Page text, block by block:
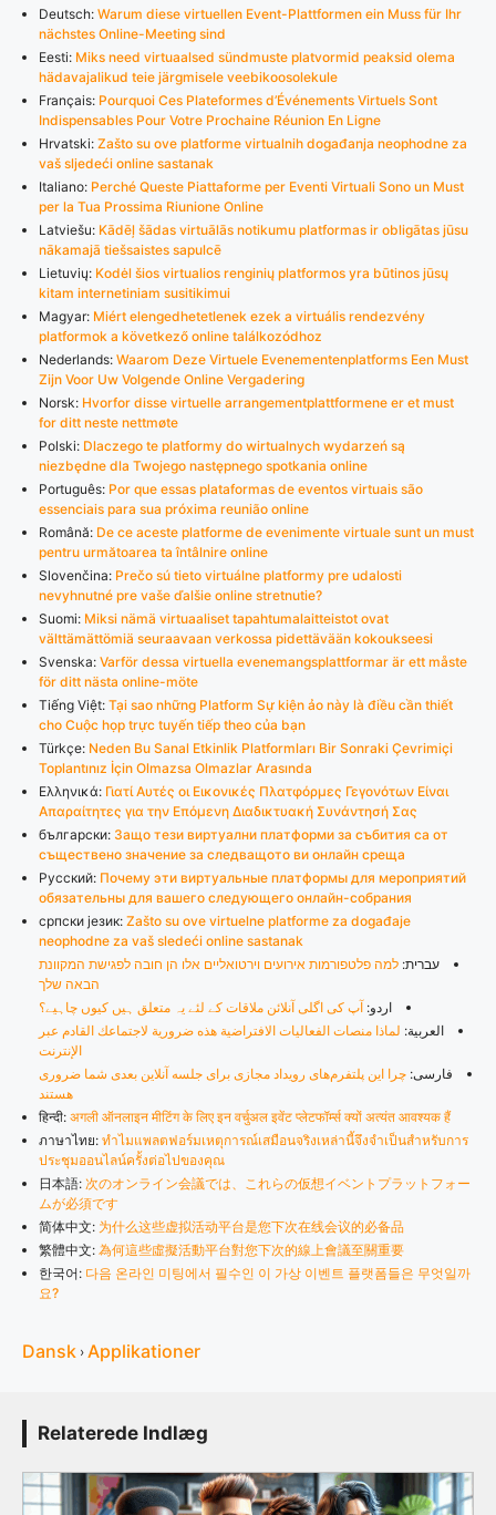
Deutsch: Warum diese virtuellen Event-Plattformen ein Muss für Ihr
nächstes Online-Meeting sind
Eesti: Miks need virtuaalsed sündmuste platvormid peaksid olema
hädavajalikud teie järgmisele veebikoosolekule
Français: Pourquoi Ces Plateformes d’Événements Virtuels Sont
Indispensables Pour Votre Prochaine Réunion En Ligne
Hrvatski: Zašto su ove platforme virtualnih događanja neophodne za
vaš sljedeći online sastanak
Italiano: Perché Queste Piattaforme per Eventi Virtuali Sono un Must
per la Tua Prossima Riunione Online
Latviešu: Kādēļ šādas virtuālās notikumu platformas ir obligātas jūsu
nākamajā tiešsaistes sapulcē
Lietuvių: Kodėl šios virtualios renginių platformos yra būtinos jūsų
kitam internetiniam susitikimui
Magyar: Miért elengedhetetlenek ezek a virtuális rendezvény
platformok a következő online találkozódhoz
Nederlands: Waarom Deze Virtuele Evenementenplatforms Een Must
Zijn Voor Uw Volgende Online Vergadering
Norsk: Hvorfor disse virtuelle arrangementplattformene er et must
for ditt neste nettmøte
Polski: Dlaczego te platformy do wirtualnych wydarzeń są
niezbędne dla Twojego następnego spotkania online
Português: Por que essas plataformas de eventos virtuais são
essenciais para sua próxima reunião online
Română: De ce aceste platforme de evenimente virtuale sunt un must
pentru următoarea ta întâlnire online
Slovenčina: Prečo sú tieto virtuálne platformy pre udalosti
nevyhnutné pre vaše ďalšie online stretnutie?
Suomi: Miksi nämä virtuaaliset tapahtumalaitteistot ovat
välttämättömiä seuraavaan verkossa pidettävään kokoukseesi
Svenska: Varför dessa virtuella evenemangsplattformar är ett måste
för ditt nästa online-möte
Tiếng Việt: Tại sao những Platform Sự kiện ảo này là điều cần thiết
cho Cuộc họp trực tuyến tiếp theo của bạn
Türkçe: Neden Bu Sanal Etkinlik Platformları Bir Sonraki Çevrimiçi
Toplantınız İçin Olmazsa Olmazlar Arasında
Ελληνικά: Γιατί Αυτές οι Εικονικές Πλατφόρμες Γεγονότων Είναι
Απαραίτητες για την Επόμενη Διαδικτυακή Συνάντησή Σας
български: Защо тези виртуални платформи за събития са от
съществено значение за следващото ви онлайн среща
Русский: Почему эти виртуальные платформы для мероприятий
обязательны для вашего следующего онлайн-собрания
српски језик: Zašto su ove virtuelne platforme za događaje
neophodne za vaš sledeći online sastanak
עברית: למה פלטפורמות אירועים וירטואליים אלו הן חובה לפגישת המקוונת
הבאה שלך
اردو: آپ کی اگلی آنلائن ملاقات کے لئے یہ متعلق ہیں کیوں چاہیے؟
العربية: لماذا منصات الفعاليات الافتراضية هذه ضرورية لاجتماعك القادم عبر
الإنترنت
فارسی: چرا این پلتفرم‌های رویداد مجازی برای جلسه آنلاین بعدی شما ضروری
هستند
हिन्दी: अगली ऑनलाइन मीटिंग के लिए इन वर्चुअल इवेंट प्लेटफॉर्म्स क्यों अत्यंत आवश्यक हैं
ภาษาไทย: ทำไมแพลตฟอร์มเหตุการณ์เสมือนจริงเหล่านี้จึงจำเป็นสำหรับการ
ประชุมออนไลน์ครั้งต่อไปของคุณ
日本語: 次のオンライン会議では、これらの仮想イベントプラットフォー
ムが必須です
简体中文: 为什么这些虚拟活动平台是您下次在线会议的必备品
繁體中文: 為何這些虛擬活動平台對您下次的線上會議至關重要
한국어: 다음 온라인 미팅에서 필수인 이 가상 이벤트 플랫폼들은 무엇일까
요?
Dansk › Applikationer
Relaterede Indlæg